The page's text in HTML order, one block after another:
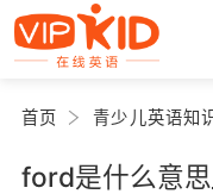
首页 青少儿英语知
ford是什么意